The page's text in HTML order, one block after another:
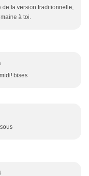
de la version traditionnelle,
à toi.
bises